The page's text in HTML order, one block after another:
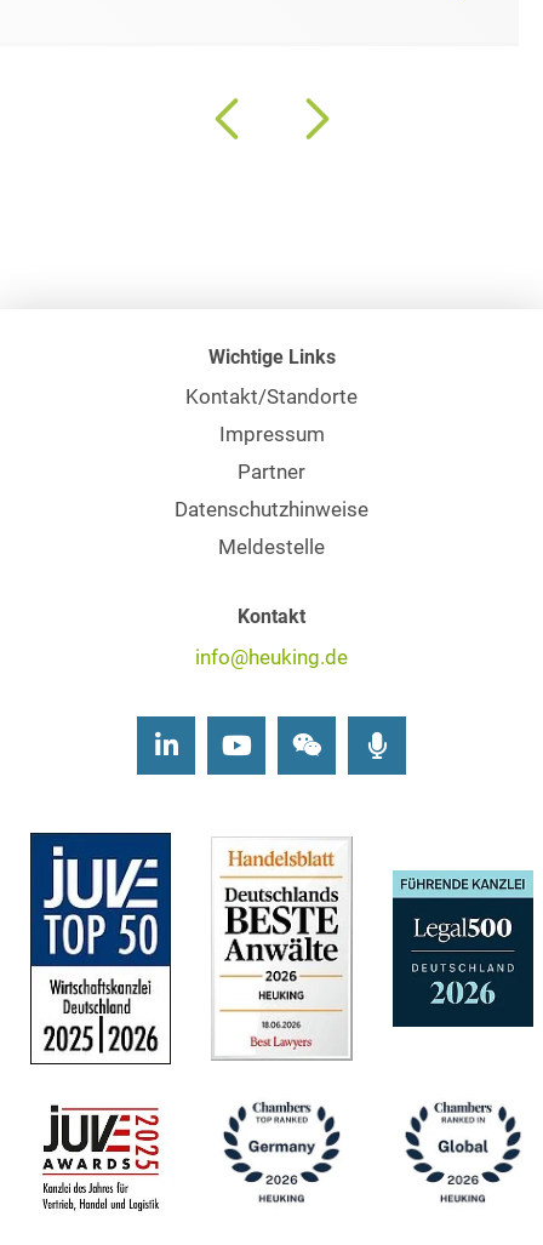
Wichtige Links
Kontakt/Standorte
Impressum
Partner
Datenschutzhinweise
Meldestelle
Kontakt
info@heuking.de
LinkedInYoutubeWechat